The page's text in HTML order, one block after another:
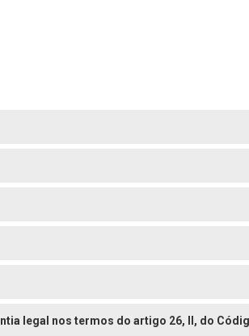
legal nos termos do artigo 26, II, do